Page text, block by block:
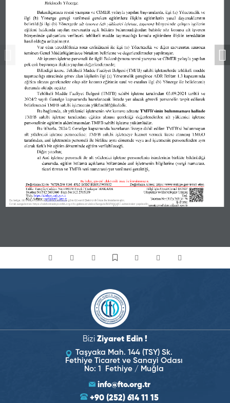
Bizi Ziyaret Edin !
Taşyaka Mah. 144 (TSY) Sk.
Fethiye Ticaret ve Sanayi Odası
No: 1 Fethiye / Muğla
info@fto.org.tr
+90 (252) 614 11 15